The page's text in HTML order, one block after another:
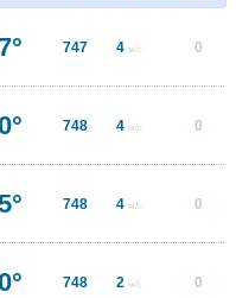
747 4 м/с 0
748 4 м/с 0
748 4 м/с 0
748 2 м/с 0